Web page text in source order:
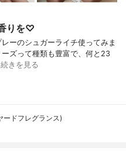
りを♡
ーのシュガーライチ使ってみま
ズって種類も豊富で、何と23
続きを見る
ードフレグランス)